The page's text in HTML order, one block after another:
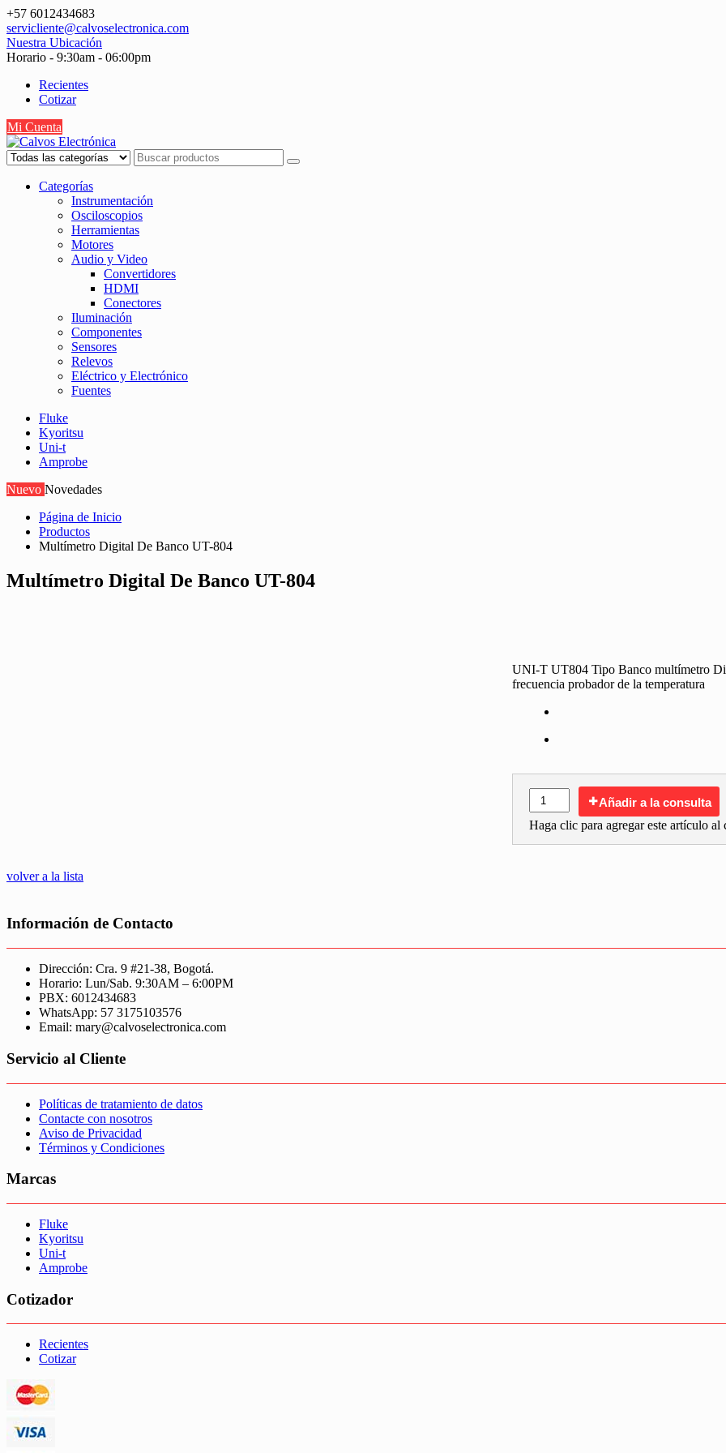
Saltar
contenido
+57 6012434683
servicliente@calvoselectronica.com
Nuestra Ubicación
Horario - 9:30am - 06:00pm
Recientes
Cotizar
Mi Cuenta
Categorías
Instrumentación
Osciloscopios
Herramientas
Motores
Audio y Video
Convertidores
HDMI
Conectores
Iluminación
Componentes
Sensores
Relevos
Eléctrico y Electrónico
Fuentes
Fluke
Kyoritsu
Uni-t
Amprobe
Nuevo Novedades
Página de Inicio
Productos
Multímetro Digital De Banco UT-804
Multímetro Digital De Banco UT-804
UNI-T UT804 Tipo Banco multímetro
frecuencia probador de la temperatura
Añadir a la consulta
Haga clic para agregar este artículo al
volver a la lista
Información de Contacto
Dirección: Cra. 9 #21-38, Bogotá.
Horario: Lun/Sab. 9:30AM – 6:00PM
PBX: 6012434683
WhatsApp: 57 3175103576
Email: mary@calvoselectronica.com
Servicio al Cliente
Políticas de tratamiento de datos
Contacte con nosotros
Aviso de Privacidad
Términos y Condiciones
Marcas
Fluke
Kyoritsu
Uni-t
Amprobe
Cotizador
Recientes
Cotizar